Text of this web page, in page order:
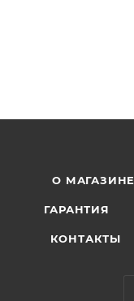
О МАГАЗИНЕ
ГАРАНТИЯ
КОНТАКТЫ